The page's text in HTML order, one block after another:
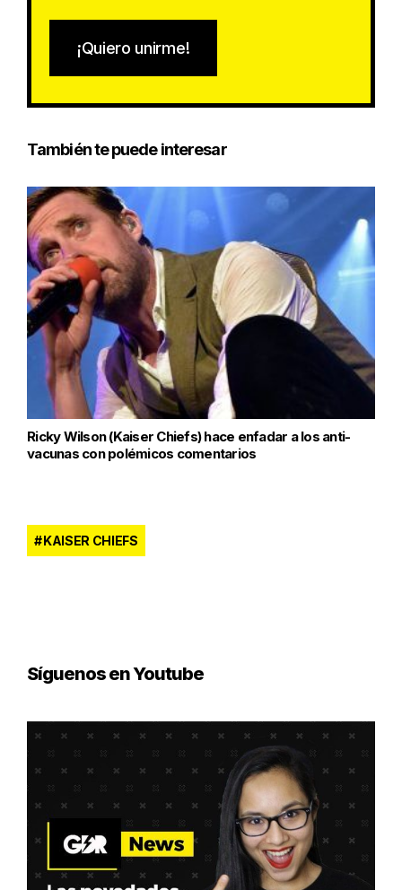
¡Quiero unirme!
También te puede interesar
Ricky Wilson (Kaiser Chiefs) hace enfadar a los anti-
vacunas con polémicos comentarios
KAISER CHIEFS
Síguenos en Youtube